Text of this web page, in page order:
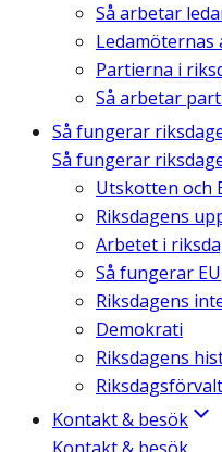
Så arbetar
Ledamöternas
Partierna i
Så arbetar
Så fungerar
Så fungerar
Utskotten och
Riksdagens
Arbetet i
Så fungerar EU
Riksdagens
Demokrati
Riksdagens
Kontakt & besök